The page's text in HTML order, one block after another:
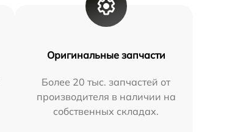
Оригинальные запчасти
Более 20 тыс. запчастей от
производителя в наличии на
собственных складах.